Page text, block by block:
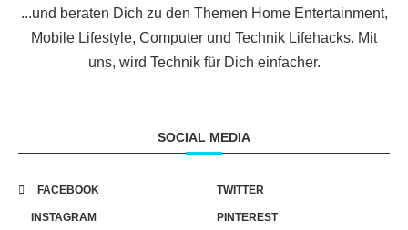
...und beraten Dich zu den Themen Home Entertainment,
Mobile Lifestyle, Computer und Technik Lifehacks. Mit
uns, wird Technik für Dich einfacher.
SOCIAL MEDIA
FACEBOOK TWITTER
INSTAGRAM PINTEREST